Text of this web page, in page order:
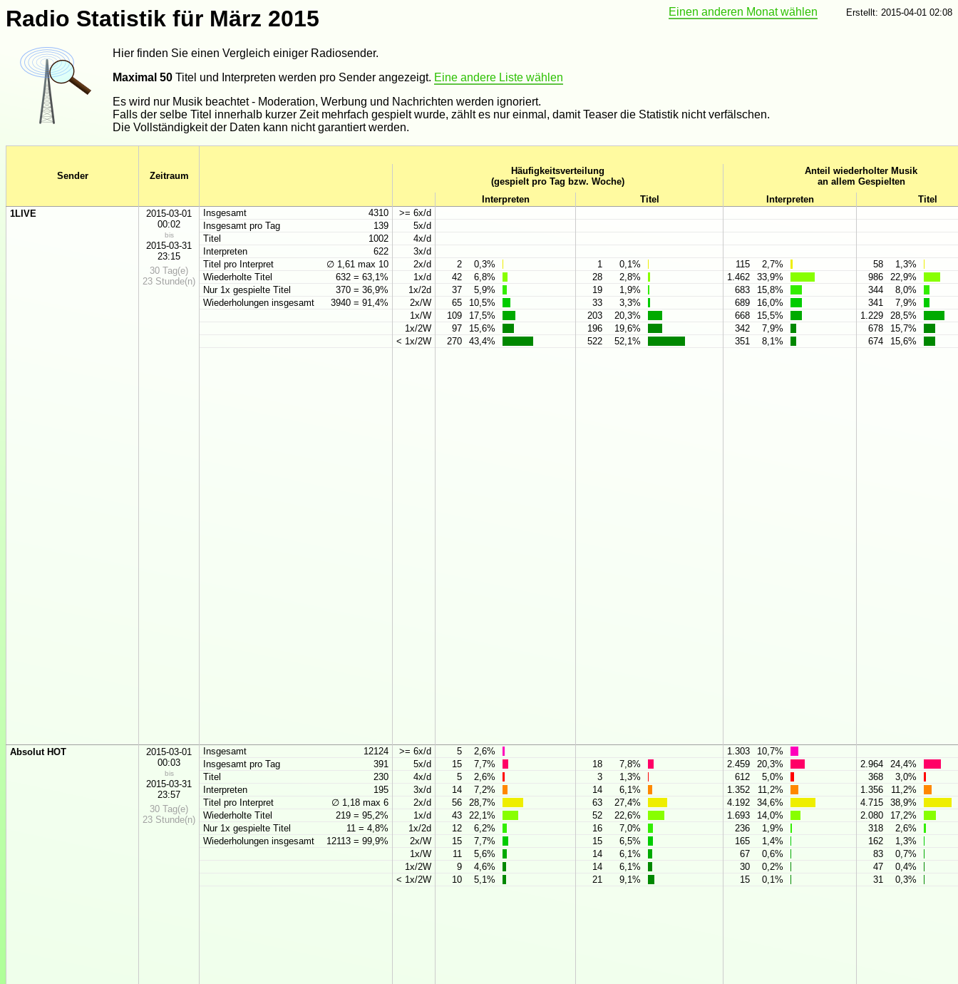
Erstellt: 2015-04-01 02:08
Einen anderen Monat wählen
Radio Statistik für März 2015
Hier finden Sie einen Vergleich einiger Radiosender.
Maximal 50 Titel und Interpreten werden pro Sender angezeigt. Eine andere Liste wählen
Es wird nur Musik beachtet - Moderation, Werbung und Nachrichten werden ignoriert.
Falls der selbe Titel innerhalb kurzer Zeit mehrfach gespielt wurde, zählt es nur einmal, damit Teaser die Statistik nicht verfälschen.
Die Vollständigkeit der Daten kann nicht garantiert werden.
Sender Zeitraum
Häufigkeitsverteilung
(gespielt pro Tag bzw. Woche)
Anteil wiederholter Musik
an allem Gespielten
Interpreten
Titel Interpreten
Titel
1LIVE
2015-03-01
00:02
bis
2015-03-31
23:15
30 Tag(e)
23 Stunde(n)
Insgesamt 4310
>= 6x/d
Insgesamt pro Tag
139
5x/d
Titel
1002
4x/d
Interpreten
622
3x/d
Titel pro Interpret
∅ 1,61 max 10 2x/d 2 0,3% 1 0,1% 115 2,7% 58
1,3%
Wiederholte Titel
632 = 63,1% 1x/d 42 6,8% 28 2,8% 1.462 33,9% 986
22,9%
Nur 1x gespielte Titel
370 = 36,9% 1x/2d 37 5,9% 19 1,9% 683 15,8% 344
8,0%
Wiederholungen insgesamt
3940 = 91,4% 2x/W 65 10,5% 33 3,3% 689 16,0% 341
7,9%
1x/W
109 17,5% 203 20,3% 668 15,5% 1.229
28,5%
1x/2W
97 15,6% 196 19,6% 342 7,9% 678
15,7%
< 1x/2W
270 43,4% 522 52,1% 351 8,1% 674 15,6%
Absolut HOT
2015-03-01
00:03
bis
2015-03-31
23:57
30 Tag(e)
23 Stunde(n)
Insgesamt 12124 >= 6x/d 5 2,6% 1.303
10,7%
Insgesamt pro Tag
391 5x/d 15 7,7% 18 7,8% 2.459 20,3% 2.964
24,4%
Titel
230 4x/d 5 2,6% 3 1,3% 612 5,0% 368
3,0%
Interpreten
195 3x/d 14 7,2% 14 6,1% 1.352 11,2% 1.356
11,2%
Titel pro Interpret
∅ 1,18 max 6 2x/d 56 28,7% 63 27,4% 4.192 34,6% 4.715
38,9%
Wiederholte Titel
219 = 95,2% 1x/d 43 22,1% 52 22,6% 1.693 14,0% 2.080
17,2%
Nur 1x gespielte Titel
11 = 4,8% 1x/2d 12 6,2% 16 7,0% 236 1,9% 318
2,6%
Wiederholungen insgesamt
12113 = 99,9% 2x/W 15 7,7% 15 6,5% 165 1,4% 162
1,3%
1x/W
11 5,6% 14 6,1% 67 0,6% 83
0,7%
1x/2W
9 4,6% 14 6,1% 30 0,2% 47
0,4%
< 1x/2W
10 5,1% 21 9,1% 15 0,1% 31 0,3%